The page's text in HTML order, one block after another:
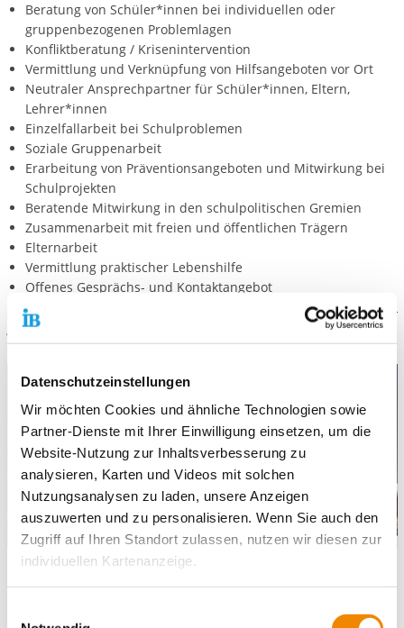
Datenschutzeinstellungen
Wir möchten Cookies und ähnliche Technologien sowie
Partner-Dienste mit Ihrer Einwilligung einsetzen, um die
Website-Nutzung zur Inhaltsverbesserung zu
analysieren, Karten und Videos mit solchen
Nutzungsanalysen zu laden, unsere Anzeigen
auszuwerten und zu personalisieren. Wenn Sie auch den
Zugriff auf Ihren Standort zulassen, nutzen wir diesen zur
individuellen Kartenanzeige.
Beratung von Schüler*innen bei individuellen oder
gruppenbezogenen Problemlagen
Konfliktberatung / Krisenintervention
Vermittlung und Verknüpfung von Hilfsangeboten vor Ort
Neutraler Ansprechpartner für Schüler*innen, Eltern,
Lehrer*innen
Einzelfallarbeit bei Schulproblemen
Soziale Gruppenarbeit
Erarbeitung von Präventionsangeboten und Mitwirkung bei
Schulprojekten
Beratende Mitwirkung in den schulpolitischen Gremien
Zusammenarbeit mit freien und öffentlichen Trägern
Elternarbeit
Vermittlung praktischer Lebenshilfe
Offenes Gesprächs- und Kontaktangebot
Wir für Sie
In der Praxis bedeutet dieses: